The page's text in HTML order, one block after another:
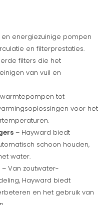
en energiezuinige pompen
en filterprestaties.
filters die het
van vuil en
tot
voor het
– Hayward biedt
schoon houden,
water.
– Van zoutwater-
Hayward biedt
en het gebruik van